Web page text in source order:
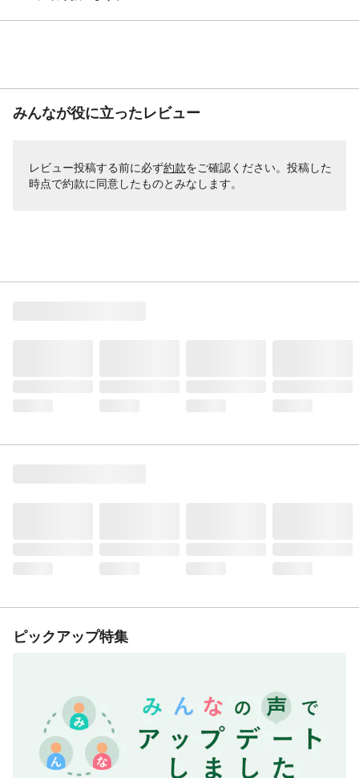
みんなが役に立ったレビュー
レビュー投稿する前に必ず約款をご確認ください。投稿した
時点で約款に同意したものとみなします。
ピックアップ特集